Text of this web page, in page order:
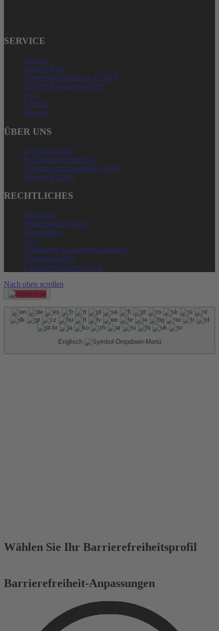
SERVICE
Anfahrt
ELTEN Blog
Vermessung KIDS by ELTEN
ELTEN Reparaturservice
FAQ
Kontakt
Sitemap
ÜBER UNS
Downloadcenter
Nachhaltigkeitsbericht
Umsetzungsplan gemäß EnEfG
Jobs bei ELTEN
RECHTLICHES
Impressum
Hinweisgebersystem
Datenschutz
AVL
Allgemeine Einkaufsbedingungen
Verhaltenskodex
Erklärung Barrierefreiheit
Nach oben scrollen
Englisch
Barrierefreiheit-Anpassungen
Wählen Sie Ihr Barrierefreiheitsprofil